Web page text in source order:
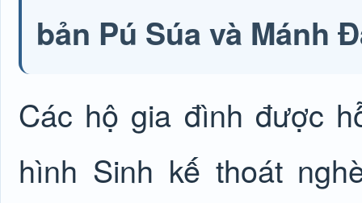
bản Pú Súa và Mánh
Các hộ gia đình được
hình Sinh kế thoát